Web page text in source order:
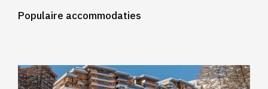
Populaire accommodaties